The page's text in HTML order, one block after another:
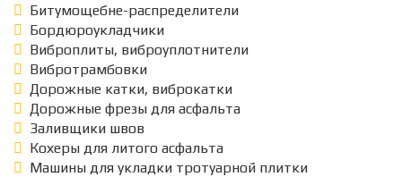
Битумощебне-распределители
Бордюроукладчики
Виброплиты, виброуплотнители
Вибротрамбовки
Дорожные катки, виброкатки
Дорожные фрезы для асфальта
Заливщики швов
Кохеры для литого асфальта
Машины для укладки тротуарной плитки